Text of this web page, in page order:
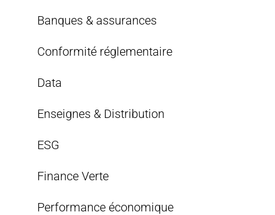
Banques & assurances
Conformité réglementaire
Data
Enseignes & Distribution
ESG
Finance Verte
Performance économique